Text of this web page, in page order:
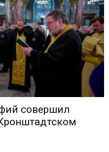
совершил